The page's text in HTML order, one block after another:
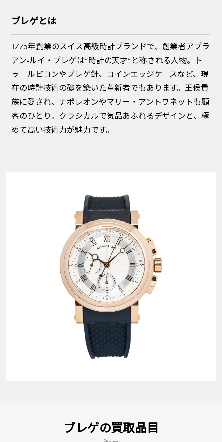
ブレゲとは
1775年創業のスイス高級時計ブランドで、創業者アブラ
アン-ルイ・ブレゲは“時計の天才”と称される人物。ト
ゥールビヨンやブレゲ針、コインエッジケースなど、現
在の時計技術の礎を築いた革新者でもあります。王侯貴
族に愛され、ナポレオンやマリー・アントワネットも顧
客のひとり。クラシカルで気品あふれるデザインと、極
めて高い技術力が魅力です。
ブレゲの買取品目